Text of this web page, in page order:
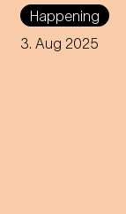
Happening
3. Aug 2025